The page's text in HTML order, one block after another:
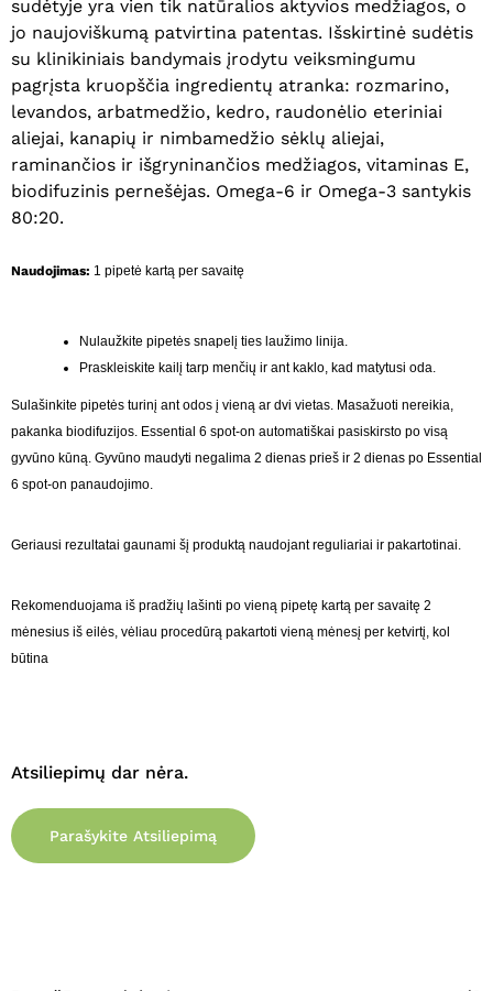
Krepšelyje nėra produktų.
Eiti Į Parduotuvę
sudėtyje yra vien tik natūralios aktyvios medžiagos, o
jo naujoviškumą patvirtina patentas. Išskirtinė sudėtis
su klinikiniais bandymais įrodytu veiksmingumu
pagrįsta kruopščia ingredientų atranka: rozmarino,
levandos, arbatmedžio, kedro, raudonėlio eteriniai
aliejai, kanapių ir nimbamedžio sėklų aliejai,
raminančios ir išgryninančios medžiagos, vitaminas E,
biodifuzinis pernešėjas. Omega-6 ir Omega-3 santykis
80:20.
Naudojimas: 1 pipetė kartą per savaitę
Nulaužkite pipetės snapelį ties laužimo linija.
Praskleiskite kailį tarp menčių ir ant kaklo, kad matytusi oda.
Sulašinkite pipetės turinį ant odos į vieną ar dvi vietas. Masažuoti nereikia,
pakanka biodifuzijos. Essential 6 spot-on automatiškai pasiskirsto po visą
gyvūno kūną. Gyvūno maudyti negalima 2 dienas prieš ir 2 dienas po Essential
6 spot-on panaudojimo.
Geriausi rezultatai gaunami šį produktą naudojant reguliariai ir pakartotinai.
Rekomenduojama iš pradžių lašinti po vieną pipetę kartą per savaitę 2
mėnesius iš eilės, vėliau procedūrą pakartoti vieną mėnesį per ketvirtį, kol
būtina
Atsiliepimų dar nėra.
Parašykite Atsiliepimą